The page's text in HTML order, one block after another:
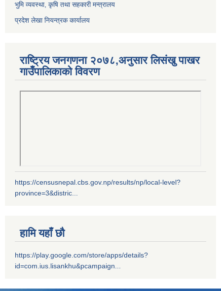
भुमि व्यवस्था, कृषि तथा सहकारी मन्त्रालय
प्रदेश लेखा नियन्त्रक कार्यालय
राष्ट्रिय जनगणना २०७८,अनुसार लिसंखु पाखर
गाउँपालिकाको विवरण
https://censusnepal.cbs.gov.np/results/np/local-level?
province=3&distric...
हामि यहाँ छौ
https://play.google.com/store/apps/details?
id=com.ius.lisankhu&pcampaign...